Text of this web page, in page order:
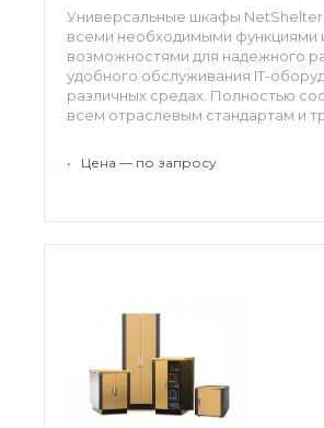
Универсальные шкафы
всеми необходимыми функциями
возможностями для надежного
удобного обслуживания IT-
различных средах. Полностью
всем отраслевым стандартам и
• Цена — по запросу